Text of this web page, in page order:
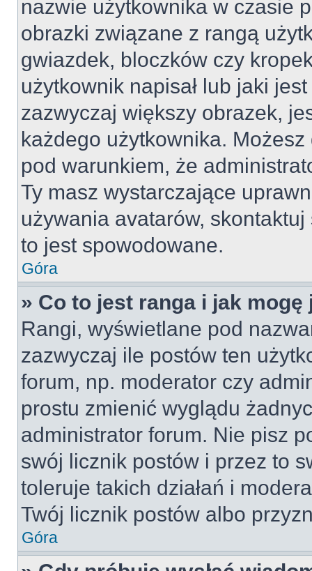
nazwie użytkownika w czasie
obrazki związane z rangą
gwiazdek, bloczków czy
użytkownik napisał lub jaki
zazwyczaj większy obrazek,
każdego użytkownika.
pod warunkiem, że
Ty masz wystarczające
używania avatarów,
to jest spowodowane.
Góra
» Co to jest ranga i jak mogę
Rangi, wyświetlane pod
zazwyczaj ile postów ten
forum, np. moderator czy
prostu zmienić wyglądu
administrator forum. Nie pisz
swój licznik postów i przez to
toleruje takich działań i
Twój licznik postów albo
Góra